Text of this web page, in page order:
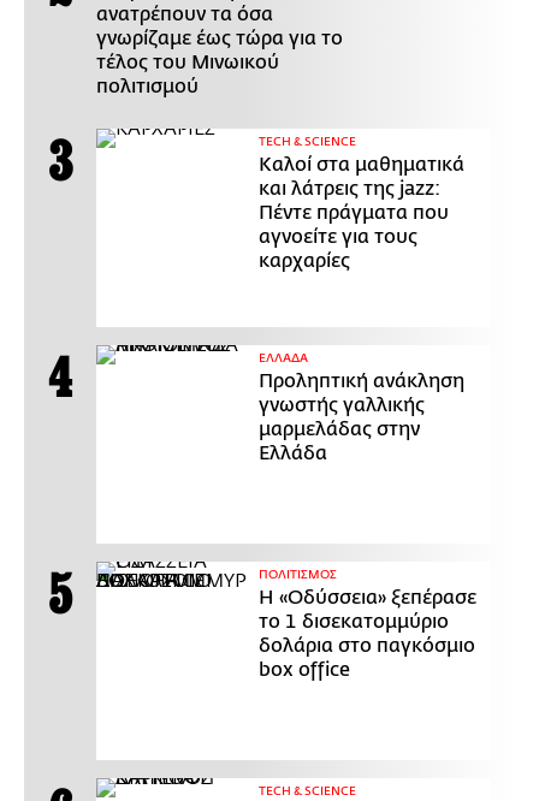
ανατρέπουν τα όσα
γνωρίζαμε έως τώρα για το
τέλος του Μινωικού
πολιτισμού
ΤECH & SCIENCE
Καλοί στα μαθηματικά
και λάτρεις της jazz:
Πέντε πράγματα που
αγνοείτε για τους
καρχαρίες
ΕΛΛΑΔΑ
Προληπτική ανάκληση
γνωστής γαλλικής
μαρμελάδας στην
Ελλάδα
ΠΟΛΙΤΙΣΜΟΣ
Η «Οδύσσεια» ξεπέρασε
το 1 δισεκατομμύριο
δολάρια στο παγκόσμιο
box office
ΤECH & SCIENCE